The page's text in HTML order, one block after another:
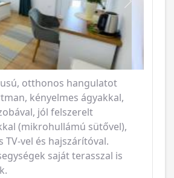
otthonos hangulatot
kényelmes ágyakkal,
jól felszerelt
(mikrohullámú sütővel),
TV-vel és hajszárítóval.
saját terasszal is